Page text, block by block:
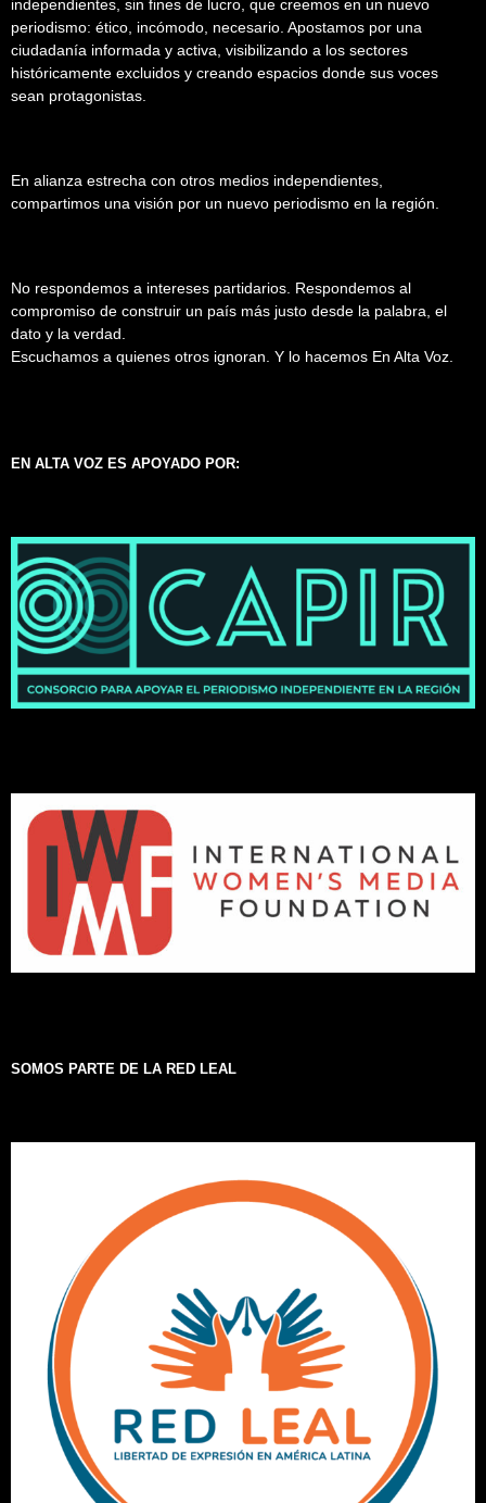
independientes, sin fines de lucro, que creemos en un nuevo
periodismo: ético, incómodo, necesario. Apostamos por una
ciudadanía informada y activa, visibilizando a los sectores
históricamente excluidos y creando espacios donde sus voces
sean protagonistas.
En alianza estrecha con otros medios independientes,
compartimos una visión por un nuevo periodismo en la región.
No respondemos a intereses partidarios. Respondemos al
compromiso de construir un país más justo desde la palabra, el
dato y la verdad.
Escuchamos a quienes otros ignoran. Y lo hacemos En Alta Voz.
EN ALTA VOZ ES APOYADO POR:
SOMOS PARTE DE LA RED LEAL